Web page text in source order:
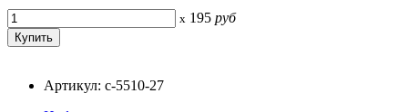
x 195 руб
Артикул: с-5510-27